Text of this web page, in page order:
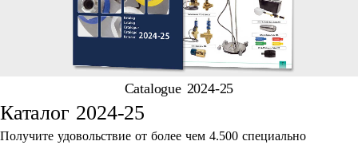
Catalogue 2024-25
Каталог 2024-25
Получите удовольствие от более чем 4.500 специально